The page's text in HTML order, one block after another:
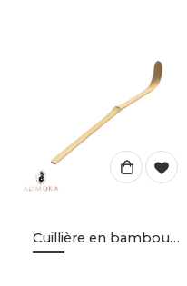
Cuillière en bambou pour matcha en poudre